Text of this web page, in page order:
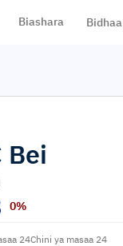
Biashara Bidhaa
Bei
0%
24Chini ya masaa 24